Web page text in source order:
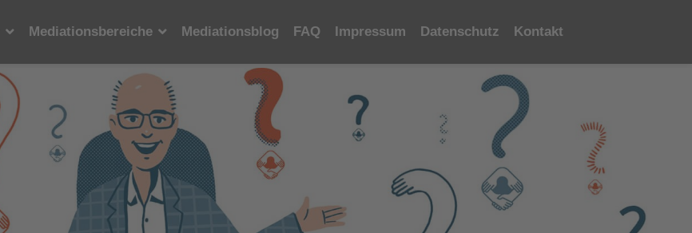
Mediationsbereiche Mediationsblog FAQ Impressum Datenschutz Kontakt